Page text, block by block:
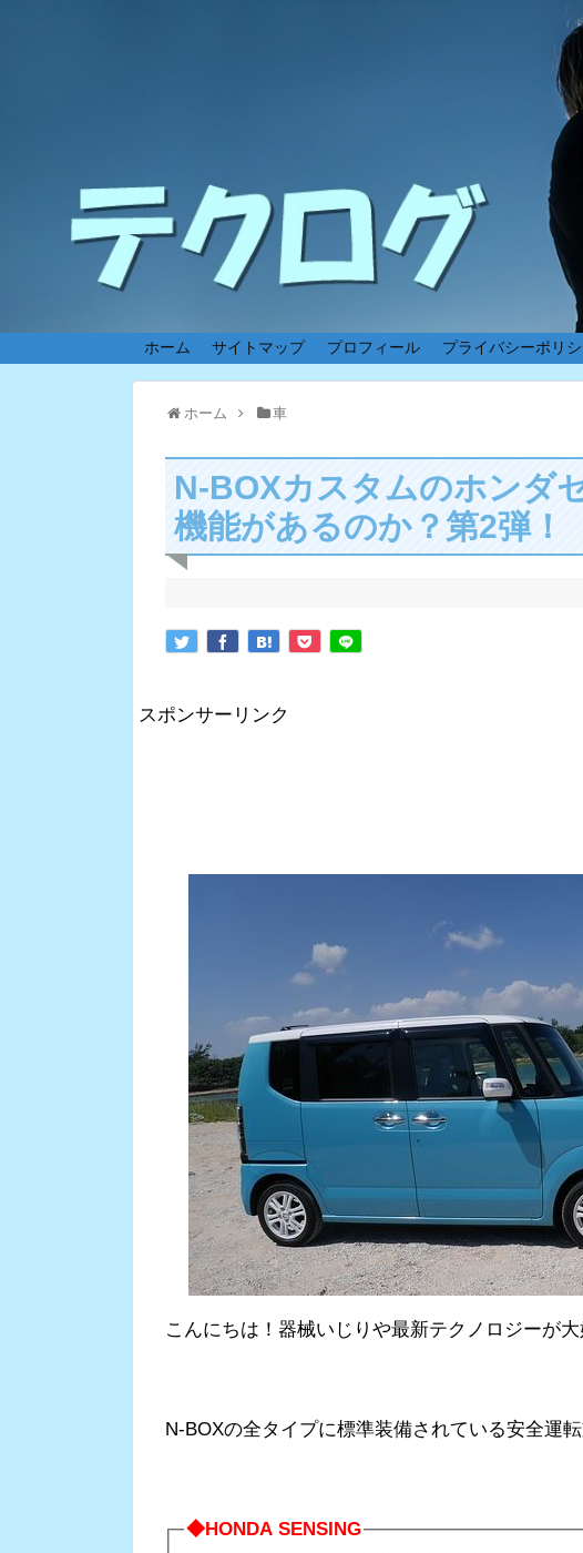
ホーム サイトマップ プロフィール プライバシーポリ
ホーム 車
N-BOXカスタムのホンダ
機能があるのか？第2弾！
スポンサーリンク
こんにちは！器械いじりや最新テクノロジーが大
N-BOXの全タイプに標準装備されている安全運
◆HONDA SENSING